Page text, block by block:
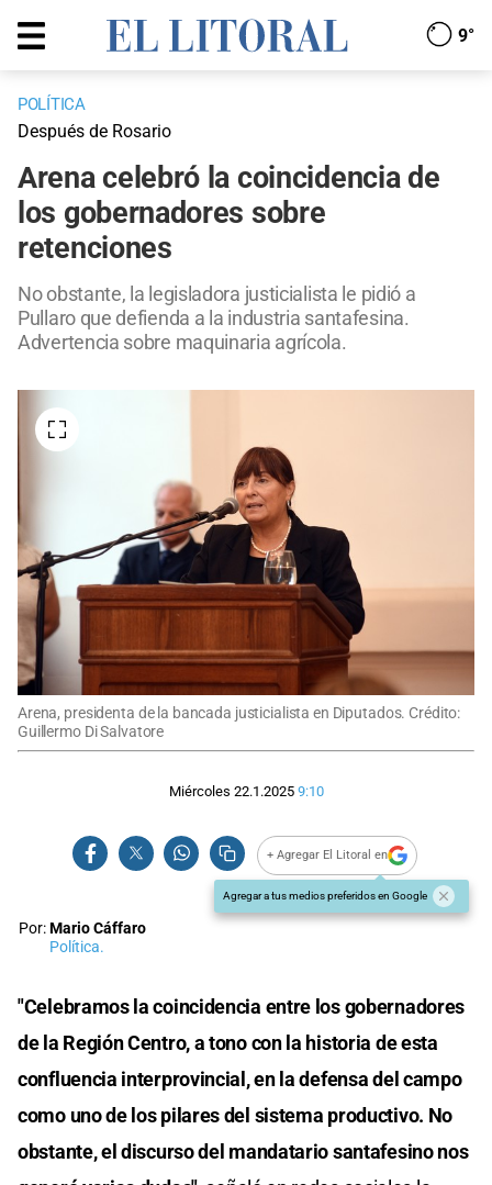
9°
POLÍTICA
Después de Rosario
Arena celebró la coincidencia de
los gobernadores sobre
retenciones
No obstante, la legisladora justicialista le pidió a
Pullaro que defienda a la industria santafesina.
Advertencia sobre maquinaria agrícola.
Arena, presidenta de la bancada justicialista en Diputados. Crédito:
Guillermo Di Salvatore
Miércoles 22.1.2025 9:10
+ Agregar El Litoral en
Agregar a tus medios preferidos en Google
Por:Mario Cáffaro
Política.
"Celebramos la coincidencia entre los gobernadores
de la Región Centro, a tono con la historia de esta
confluencia interprovincial, en la defensa del campo
como uno de los pilares del sistema productivo. No
obstante, el discurso del mandatario santafesino nos